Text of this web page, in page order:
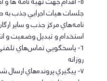
جلسات هيات اجرايي جذب
نامه‌هاي مركز جذب و ساير
استخدام و تبديل وضعيت و
6- پاسخگويي تماس‌هاي
روزانه
7- پيگيري پرونده‌هاي